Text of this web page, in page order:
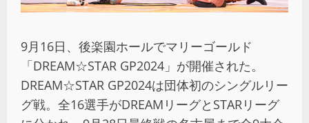
9月16日、後楽園ホールでマリーゴールド
「DREAM☆STAR GP2024」が開催された。
DREAM☆STAR GP2024は団体初のシングルリー
グ戦。全16選手がDREAMリーグとSTARリーグ